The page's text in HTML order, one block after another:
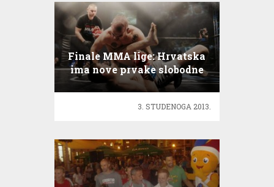
Finale MMA lige: Hrvatska
ima nove prvake slobodne
borbe!
3. STUDENOGA 2013.